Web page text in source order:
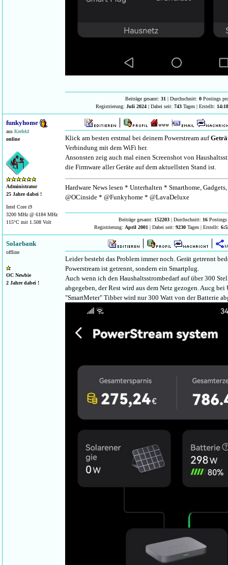
Beiträge gesamt: 31 | Durchschnitt: 0Postings
Registrierung: Juli 2024| Dabei seit: 743Tagen | Erstellt:
funkyhome
aus Krefeld
online
Administrator
25 Jahre dabei !
Intel Core i9
3200 MHz @ 6184 MHz
115°C mit 1.508 Volt
Klick am besten erstmal bei deinem Powerstream auf
Verbindung mit dem WiFi her.
Ansonsten zeig auch mal einen Screenshot von
die Firmware aller Geräte auf dem aktuellsten Stand ist.
Hardware News lesen * Unterhalten * Smarthome,
@OCinside * @Funkyhome * @LavaDeluxe
Beiträge gesamt: 152203 | Durchschnitt: 16 Postings
Registrierung: April 2001 | Dabei seit: 9230 Tagen | Erstellt:
Solarbank
offline
OC Newbie
2 Jahre dabei !
Leider besteht das Problem immer noch. Gerät getrennt
Powerstream ist getrennt, sondern ein Smartplug.
Auch wenn ich den Haushaltsstrombedarf auf über 300
abgegeben, der Rest wird aus dem Netz gezogen. Aucg
"SmartMeter" Tibber wird nur 300 Watt von der Batterie